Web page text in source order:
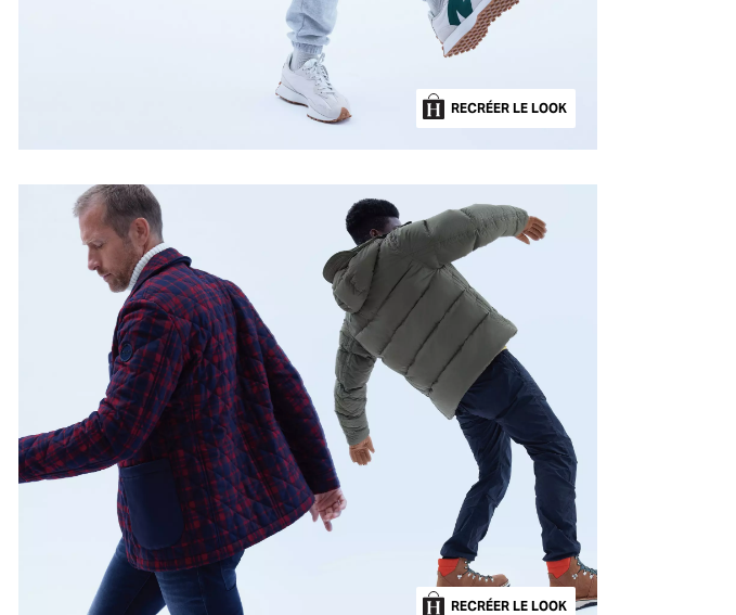
RECRÉER LE LOOK
RECRÉER LE LOOK